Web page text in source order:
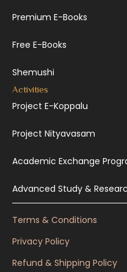
Premium E-Books
Free E-Books
Shemushi
Activities
Project E-Koppalu
Project Nityavasam
Academic Exchange
Advanced Study &
Terms & Conditions
Privacy Policy
Refund & Shipping Policy